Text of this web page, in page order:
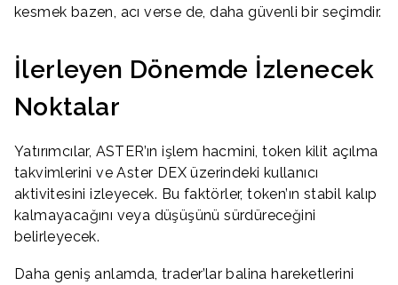
kesmek bazen, acı verse de, daha güvenli bir seçimdir.
İlerleyen Dönemde İzlenecek
Noktalar
Yatırımcılar, ASTER’ın işlem hacmini, token kilit açılma
takvimlerini ve Aster DEX üzerindeki kullanıcı
aktivitesini izleyecek. Bu faktörler, token’ın stabil kalıp
kalmayacağını veya düşüşünü sürdüreceğini
belirleyecek.
Daha geniş anlamda, trader’lar balina hareketlerini